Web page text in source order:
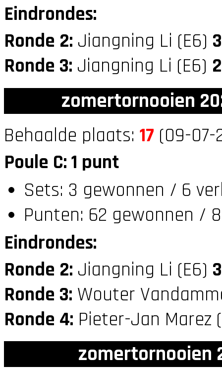
Eindrondes:
Ronde 2: Jiangning Li (E6) 3
Ronde 3: Jiangning Li (E6) 2
zomertornooien
Behaalde plaats: 17 (09-07-
Poule C: 1 punt
Sets: 3 gewonnen / 6
Punten: 62 gewonnen /
Eindrondes:
Ronde 2: Jiangning Li (E6) 3
Ronde 3: Wouter
Ronde 4: Pieter-Jan Marez
zomertornooien